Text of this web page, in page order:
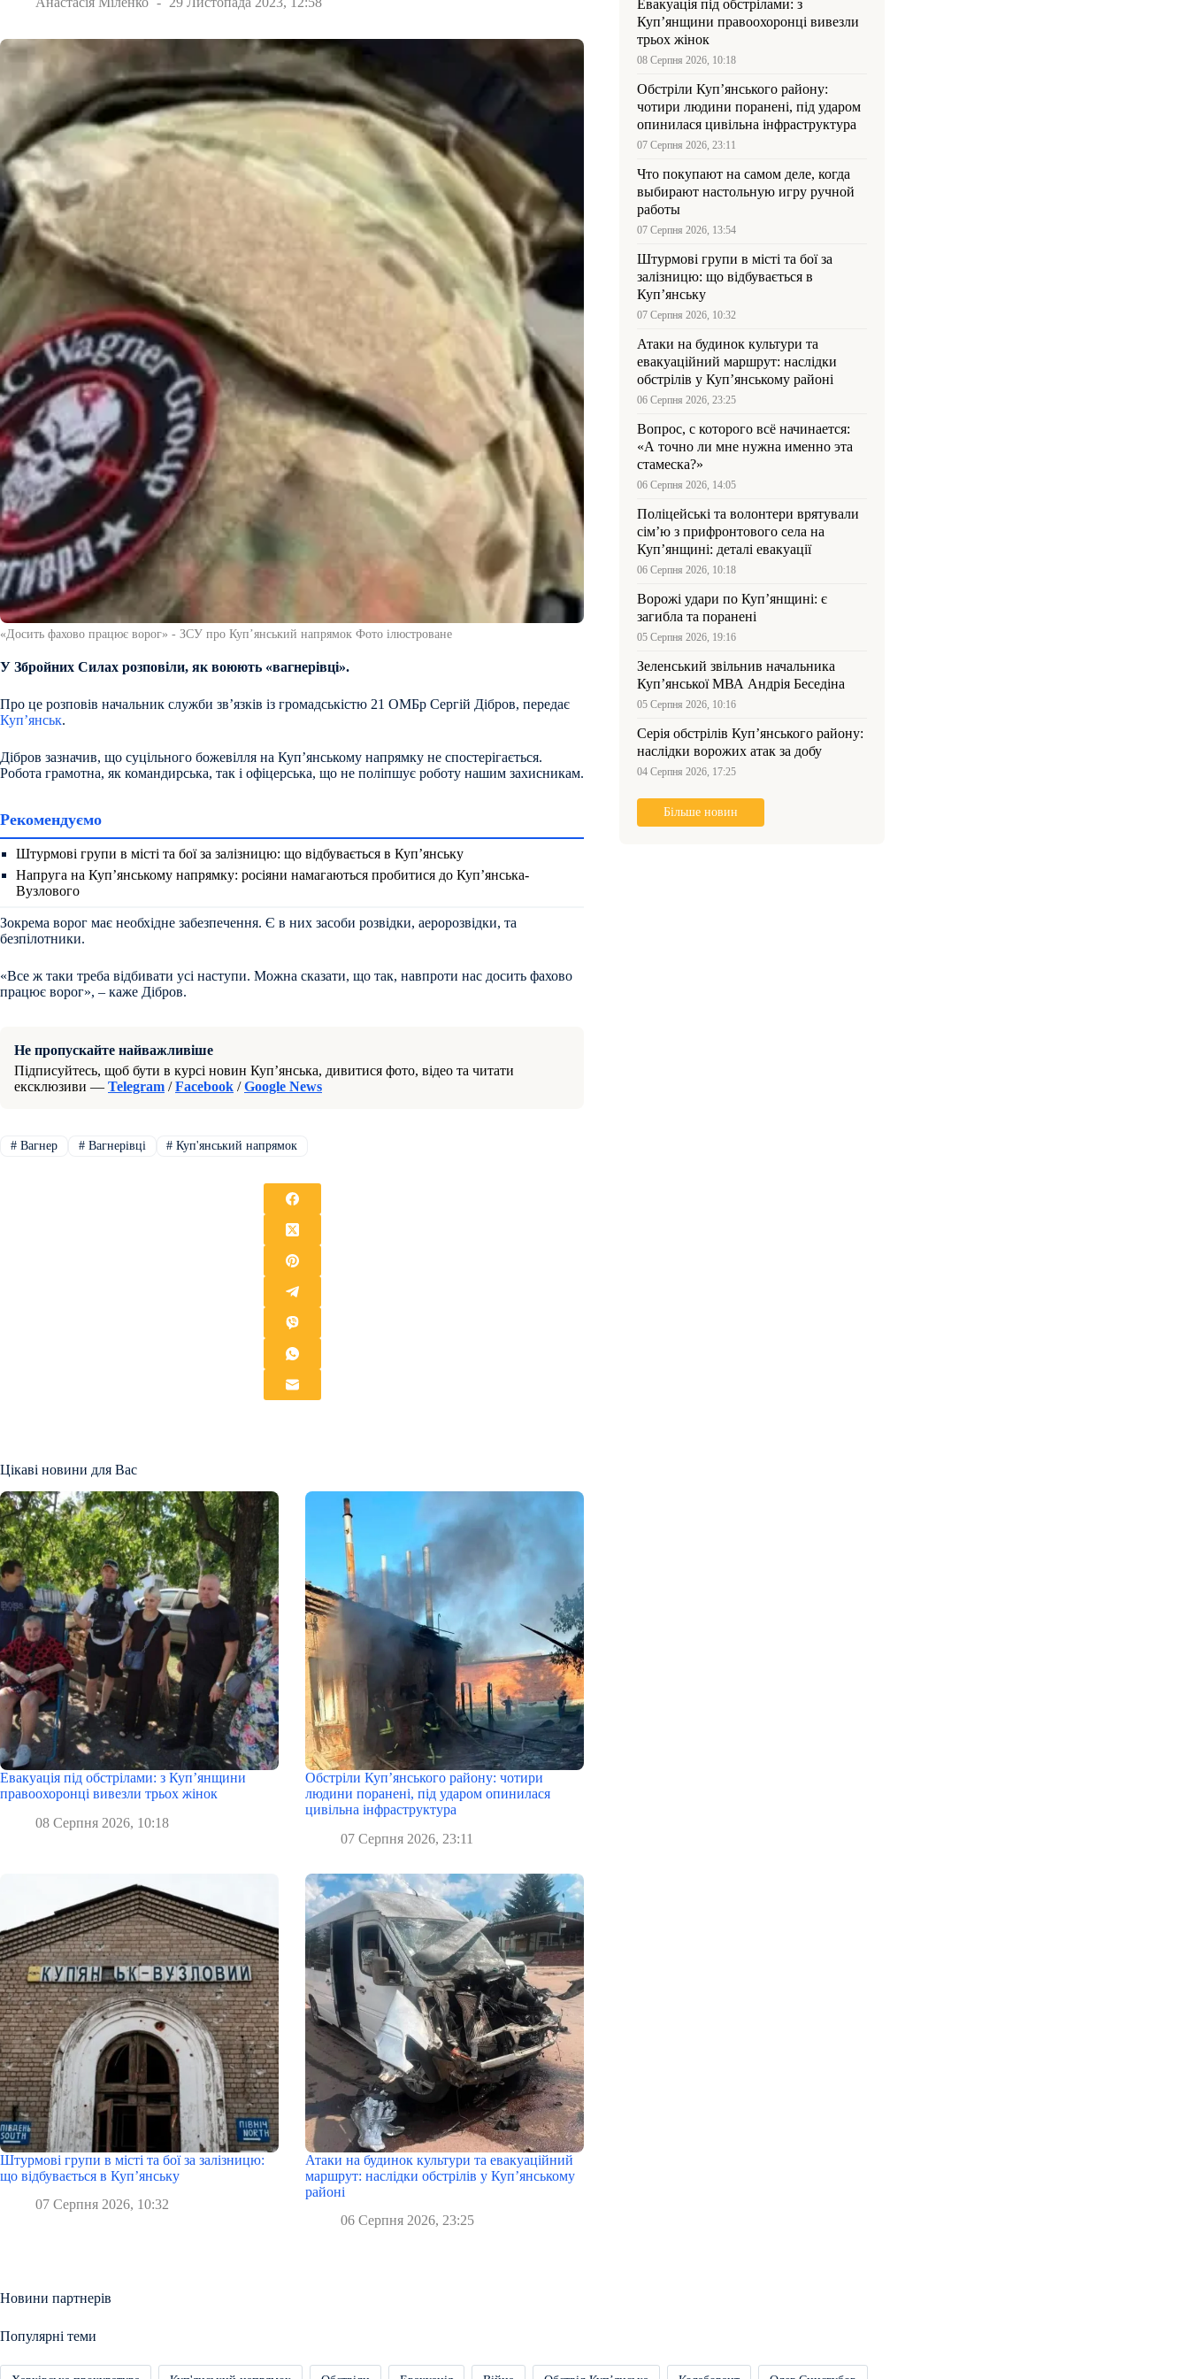
«Досить фахово працює ворог» - ЗСУ про Купʼянський напрямок Фото ілюстроване
У Збройних Силах розповіли, як воюють «вагнерівці».
Про це розповів начальник служби звʼязків із громадськістю 21 ОМБр Сергій Дібров, передає
Куп’янськ.
Дібров зазначив, що суцільного божевілля на Купʼянському напрямку не спостерігається.
Робота грамотна, як командирська, так і офіцерська, що не поліпшує роботу нашим захисникам.
Рекомендуємо
Штурмові групи в місті та бої за залізницю: що відбувається в Куп’янську
Напруга на Куп’янському напрямку: росіяни намагаються пробитися до Куп’янська-
Вузлового
Зокрема ворог має необхідне забезпечення. Є в них засоби розвідки, аеророзвідки, та
безпілотники.
«Все ж таки треба відбивати усі наступи. Можна сказати, що так, навпроти нас досить фахово
працює ворог», – каже Дібров.
Не пропускайте найважливіше
Підписуйтесь, щоб бути в курсі новин Куп’янська, дивитися фото, відео та читати
ексклюзиви — Telegram /Facebook /Google News
#Вагнер #Вагнерівці # Куп'янський напрямок
Цікаві новини для Вас
Евакуація під обстрілами: з Куп’янщини
правоохоронці вивезли трьох жінок
08 Серпня 2026, 10:18
Обстріли Куп’янського району: чотири
людини поранені, під ударом опинилася
цивільна інфраструктура
07 Серпня 2026, 23:11
Штурмові групи в місті та бої за залізницю:
що відбувається в Куп’янську
07 Серпня 2026, 10:32
Атаки на будинок культури та евакуаційний
маршрут: наслідки обстрілів у Куп’янському
районі
06 Серпня 2026, 23:25
Новини партнерів
Евакуація під обстрілами: з
Куп’янщини правоохоронці вивезли
трьох жінок
08 Серпня 2026, 10:18
Обстріли Куп’янського району:
чотири людини поранені, під ударом
опинилася цивільна інфраструктура
07 Серпня 2026, 23:11
Что покупают на самом деле, когда
выбирают настольную игру ручной
работы
07 Серпня 2026, 13:54
Штурмові групи в місті та бої за
залізницю: що відбувається в
Куп’янську
07 Серпня 2026, 10:32
Атаки на будинок культури та
евакуаційний маршрут: наслідки
обстрілів у Куп’янському районі
06 Серпня 2026, 23:25
Вопрос, с которого всё начинается:
«А точно ли мне нужна именно эта
стамеска?»
06 Серпня 2026, 14:05
Поліцейські та волонтери врятували
сім’ю з прифронтового села на
Куп’янщині: деталі евакуації
06 Серпня 2026, 10:18
Ворожі удари по Куп’янщині: є
загибла та поранені
05 Серпня 2026, 19:16
Зеленський звільнив начальника
Купʼянської МВА Андрія Беседіна
05 Серпня 2026, 10:16
Серія обстрілів Куп’янського району:
наслідки ворожих атак за добу
04 Серпня 2026, 17:25
Більше новин
Популярні теми